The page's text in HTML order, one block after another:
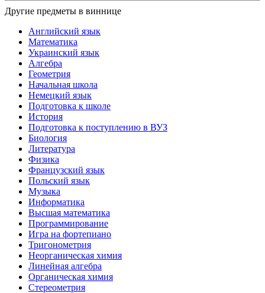
Другие предметы в виннице
Английский язык
Математика
Украинский язык
Алгебра
Геометрия
Начальная школа
Немецкий язык
Подготовка к школе
История
Подготовка к поступлению в ВУЗ
Биология
Литература
Физика
Французский язык
Польский язык
Музыка
Информатика
Высшая математика
Программирование
Игра на фортепиано
Тригонометрия
Неорганическая химия
Линейная алгебра
Органическая химия
Стереометрия